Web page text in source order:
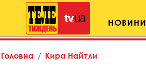
НОВИНИ
Головна Кира Найтли